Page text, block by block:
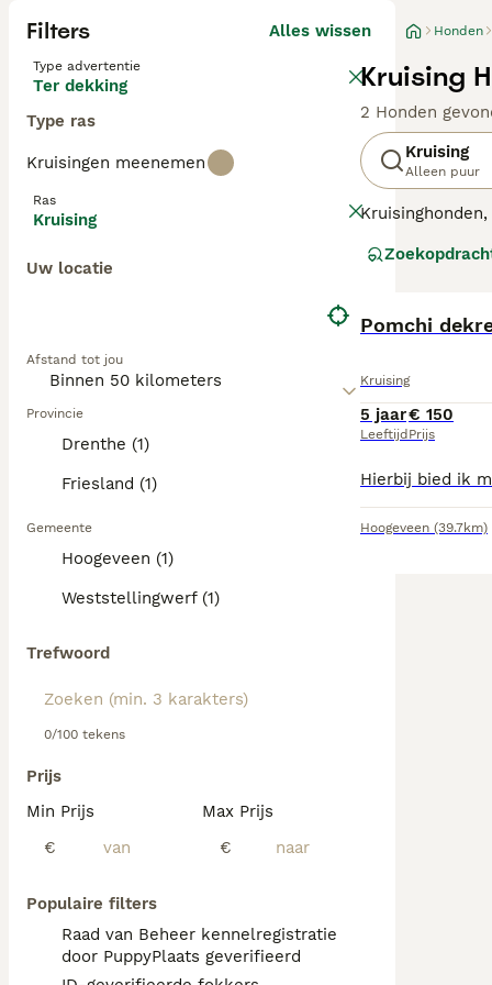
Filters Alles wissen
Type advertentie
Ter dekking
Type ras
Kruisingen meenemen
Ras
Kruising
Uw locatie
Afstand tot jou
Provincie
Drenthe (1)
Friesland (1)
Gemeente
Hoogeveen (1)
Weststellingwerf (1)
Trefwoord
0/100 tekens
Prijs
Min Prijs
€
Max Prijs
€
Populaire filters
Raad van Beheer kennelregistratie
door PuppyPlaats geverifieerd
Honden
Kruising
2 Honden
Kruising
Alleen puur
vertonen,
vaak
Intelligentie
Pomchi
Kruising
5 jaar
Leeftijd
€ 150
Prijs
Hoogeveen (39.7km)